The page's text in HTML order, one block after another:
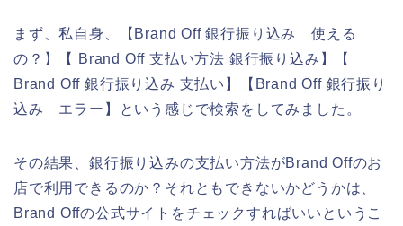
まず、私自身、【Brand Off 銀行振り込み 使える
の？】【 Brand Off 支払い方法 銀行振り込み】【
Brand Off 銀行振り込み 支払い】【Brand Off 銀行振り
込み エラー】という感じで検索をしてみました。
その結果、銀行振り込みの支払い方法がBrand Offのお
店で利用できるのか？それともできないかどうかは、
Brand Offの公式サイトをチェックすればいいというこ